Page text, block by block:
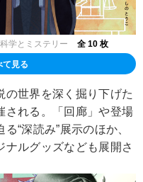
学とミステリー 全 10 枚
て見る
の世界を深く掘り下げた
される。「回廊」や登場
“深読み”展示のほか、
ナルグッズなども展開さ